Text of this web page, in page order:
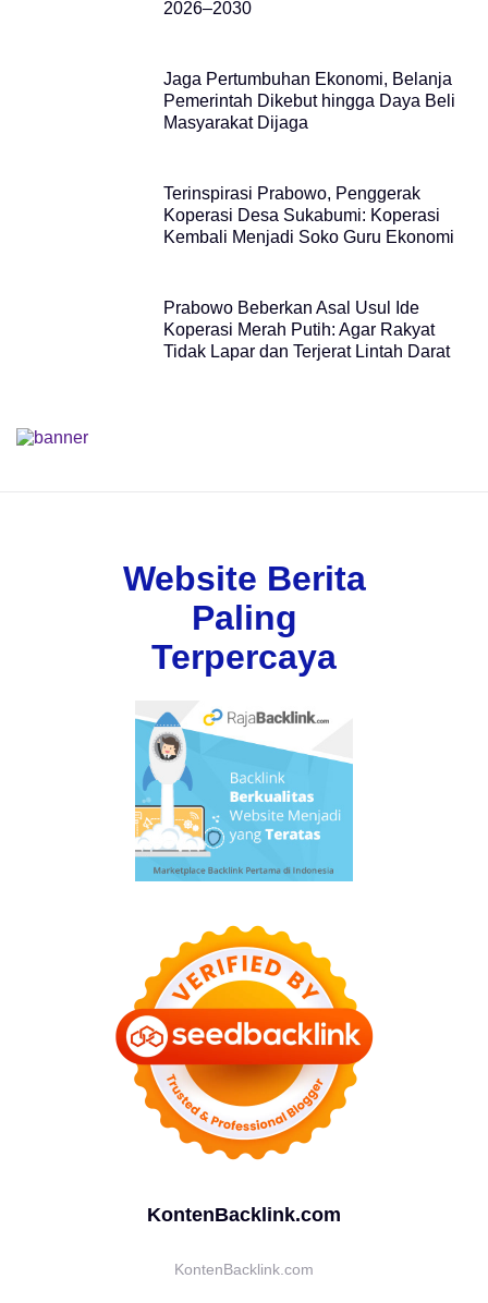
2026–2030
Jaga Pertumbuhan Ekonomi, Belanja
Pemerintah Dikebut hingga Daya Beli
Masyarakat Dijaga
Terinspirasi Prabowo, Penggerak
Koperasi Desa Sukabumi: Koperasi
Kembali Menjadi Soko Guru Ekonomi
Prabowo Beberkan Asal Usul Ide
Koperasi Merah Putih: Agar Rakyat
Tidak Lapar dan Terjerat Lintah Darat
Website Berita
Paling
Terpercaya
KontenBacklink.com
KontenBacklink.com